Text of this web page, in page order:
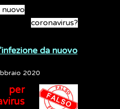
nuovo
coronavirus?
da nuovo
2020
per